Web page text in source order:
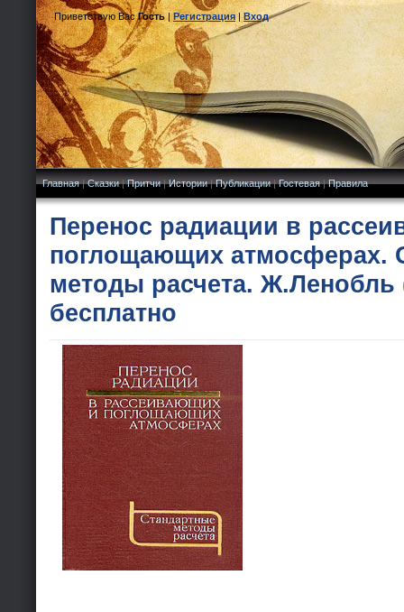
Приветствую Вас Гость|Регистрация|Вход
Главная|Сказки|Притчи|Истории|Публикации|Гостевая|Правила
Перенос радиации в
поглощающих атмосферах.
методы расчета. Ж.Ленобль
бесплатно